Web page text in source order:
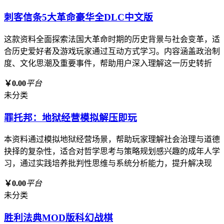
刺客信条5大革命豪华全DLC中文版
这款资料全面探索法国大革命时期的历史背景与社会变革，适
合历史爱好者及游戏玩家通过互动方式学习。内容涵盖政治制
度、文化思潮及重要事件，帮助用户深入理解这一历史转折
￥0.00平台
未分类
罪托邦：地狱经营模拟解压即玩
本资料通过模拟地狱经营场景，帮助玩家理解社会治理与道德
抉择的复杂性，适合对哲学思考与策略规划感兴趣的成年人学
习，通过实践培养批判性思维与系统分析能力，提升解决现
￥0.00平台
未分类
胜利法典MOD版科幻战棋